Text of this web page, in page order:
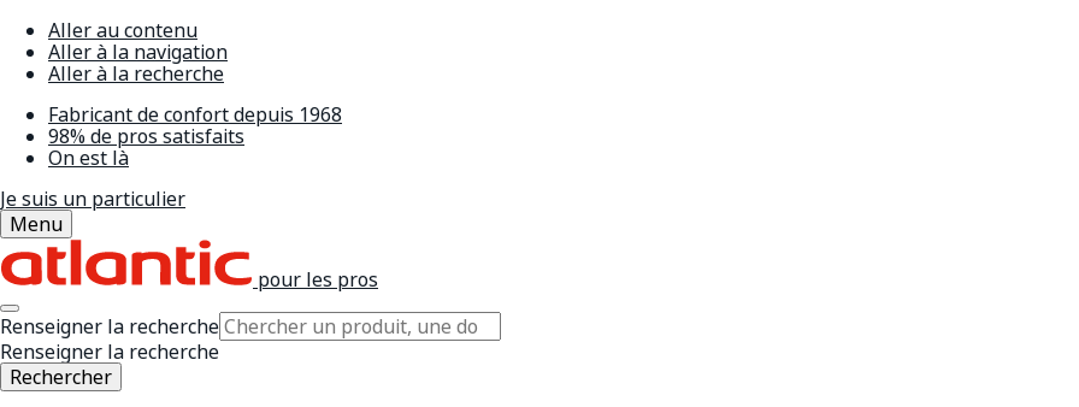
Aller au contenu
Aller à la navigation
Aller à la recherche
Fabricant de confort depuis 1968
98% de pros satisfaits
On est là
Je suis un particulier
Menu
pour les pros
Renseigner la recherche
Renseigner la recherche
Rechercher